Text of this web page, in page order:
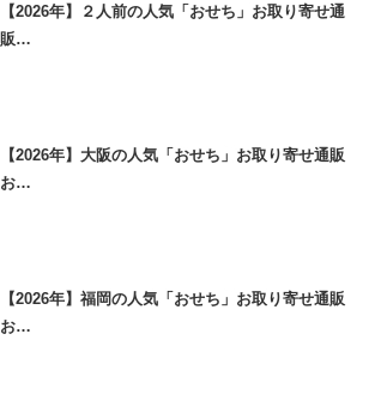
【2026年】２人前の人気「おせち」お取り寄せ通
販…
【2026年】大阪の人気「おせち」お取り寄せ通販
お…
【2026年】福岡の人気「おせち」お取り寄せ通販
お…